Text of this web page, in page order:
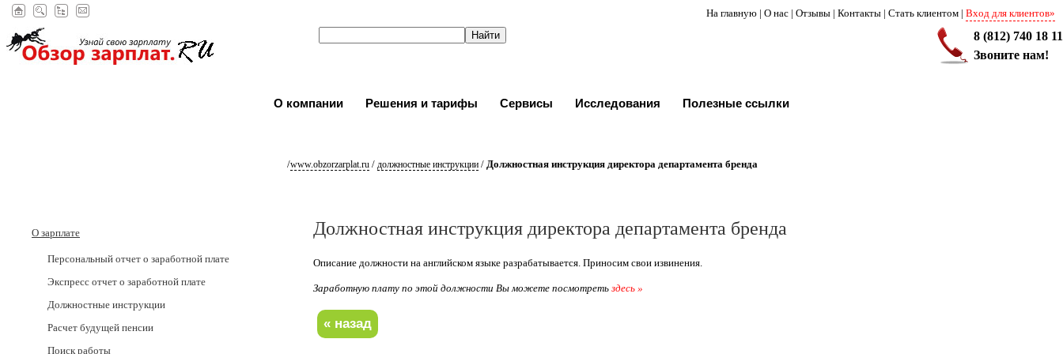
На главную | О нас | Отзывы | Контакты | Стать клиентом | Вход для клиентов»
8 (812) 740 18 11
Звоните нам!
О компании Решения и тарифы Сервисы Исследования Полезные ссылки
/www.obzorzarplat.ru/ должностные инструкции/ Должностная инструкция директора департамента бренда
О зарплате
Персональный отчет о заработной плате
Экспресс отчет о заработной плате
Должностные инструкции
Расчет будущей пенсии
Поиск работы
Должностная инструкция директора департамента бренда
Описание должности на английском языке разрабатывается. Приносим свои извинения.
Заработную плату по этой должности Вы можете посмотретьздесь »